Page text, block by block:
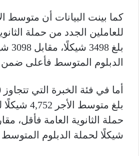
كما بينت البيانات أن متوسط
للعاملين الجدد من حملة
بلغ
الدبلوم المتوسط فأعلى ضمن
بلغ متوسط
شيكلًا لحملة الدبلوم